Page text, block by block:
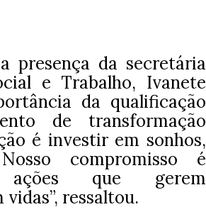
presença da secretária
e Trabalho, Ivanete
da qualificação
de transformação
é investir em sonhos,
compromisso é
ações que gerem
ressaltou.